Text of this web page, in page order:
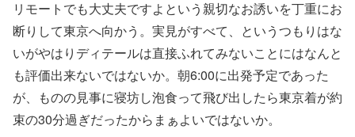
リモートでも大丈夫ですよという親切なお誘いを丁重にお
断りして東京へ向かう。実見がすべて、というつもりはな
いがやはりディテールは直接ふれてみないことにはなんと
も評価出来ないではないか。朝6:00に出発予定であった
が、ものの見事に寝坊し泡食って飛び出したら東京着が約
束の30分過ぎだったからまぁよいではないか。